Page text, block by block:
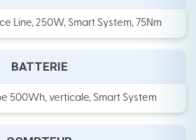
Line, 250W, Smart System, 75Nm
BATTERIE
500Wh, verticale, Smart System